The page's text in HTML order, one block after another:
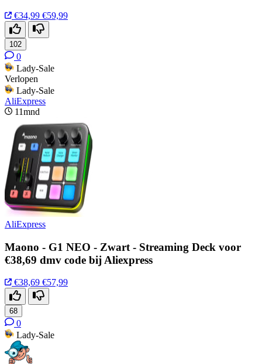
€34,99 €59,99
102
0
Lady-Sale
Verlopen
Lady-Sale
AliExpress
11mnd
AliExpress
Maono - G1 NEO - Zwart - Streaming Deck voor
€38,69 dmv code bij Aliexpress
€38,69 €57,99
68
0
Lady-Sale